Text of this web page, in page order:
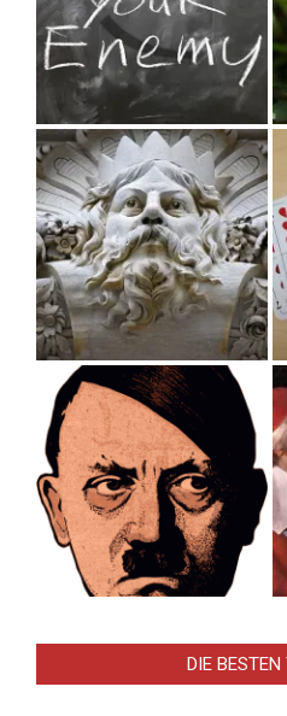
DIE BESTEN